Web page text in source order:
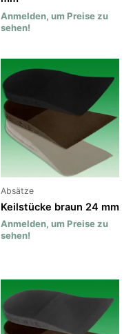
Anmelden, um Preise zu
sehen!
Absätze
Keilstücke braun 24 mm
Anmelden, um Preise zu
sehen!